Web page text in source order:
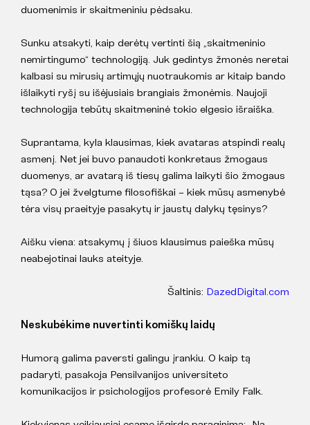
duomenimis ir skaitmeniniu pėdsaku.
Sunku atsakyti, kaip derėtų vertinti šią „skaitmeninio
nemirtingumo“ technologiją. Juk gedintys žmonės neretai
kalbasi su mirusių artimųjų nuotraukomis ar kitaip bando
išlaikyti ryšį su išėjusiais brangiais žmonėmis. Naujoji
technologija tebūtų skaitmeninė tokio elgesio išraiška.
Suprantama, kyla klausimas, kiek avataras atspindi realų
asmenį. Net jei buvo panaudoti konkretaus žmogaus
duomenys, ar avatarą iš tiesų galima laikyti šio žmogaus
tąsa? O jei žvelgtume filosofiškai – kiek mūsų asmenybė
tėra visų praeityje pasakytų ir jaustų dalykų tęsinys?
Aišku viena: atsakymų į šiuos klausimus paieška mūsų
neabejotinai lauks ateityje.
Šaltinis: DazedDigital.com
Neskubėkime nuvertinti komiškų laidų
Humorą galima paversti galingu įrankiu. O kaip tą
padaryti, pasakoja Pensilvanijos universiteto
komunikacijos ir psichologijos profesorė Emily Falk.